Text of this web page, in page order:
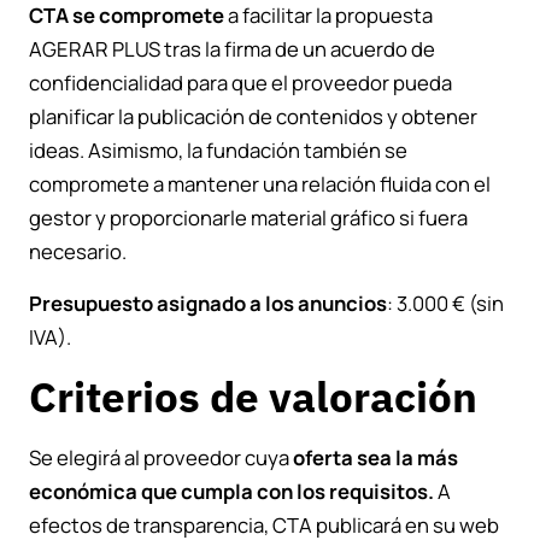
CTA se comprometea facilitar la propuesta
AGERAR PLUS tras la firma de un acuerdo de
confidencialidad para que el proveedor pueda
planificar la publicación de contenidos y obtener
ideas. Asimismo, la fundación también se
compromete a mantener una relación fluida con el
gestor y proporcionarle material gráfico si fuera
necesario.
Presupuesto asignado a los anuncios: 3.000 € (sin
IVA).
Criterios de valoración
Se elegirá al proveedor cuyaoferta sea la más
económicaque cumpla con los requisitos.A
efectos de transparencia, CTA publicará en su web